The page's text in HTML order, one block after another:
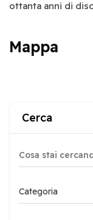
ottanta anni di
Mappa
Cerca
Categoria